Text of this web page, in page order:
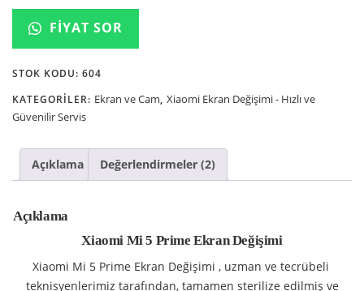
FIYAT SOR
STOK KODU: 604
KATEGORILER: Ekran ve Cam, Xiaomi Ekran Değişimi - Hızlı ve
Güvenilir Servis
Açıklama Değerlendirmeler (2)
Açıklama
Xiaomi Mi 5 Prime Ekran Değişimi
Xiaomi Mi 5 Prime Ekran Değişimi , uzman ve tecrübeli
teknisyenlerimiz tarafından, tamamen sterilize edilmiş ve